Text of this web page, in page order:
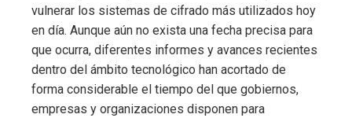
vulnerar los sistemas de cifrado más utilizados hoy
en día. Aunque aún no exista una fecha precisa para
que ocurra, diferentes informes y avances recientes
dentro del ámbito tecnológico han acortado de
forma considerable el tiempo del que gobiernos,
empresas y organizaciones disponen para